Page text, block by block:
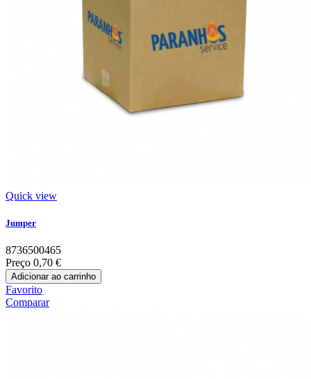
Quick view
Jumper
8736500465
Preço 0,70 €
Adicionar ao carrinho
Favorito
Comparar